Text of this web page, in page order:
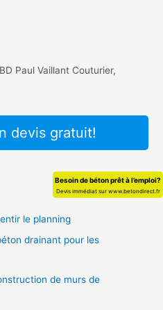
Paul Vaillant Couturier,
devis gratuit!
le planning
drainant pour les
de murs de
Besoin de béton prêt à l’emploi?
Devis immédiat sur www.betondirect.fr